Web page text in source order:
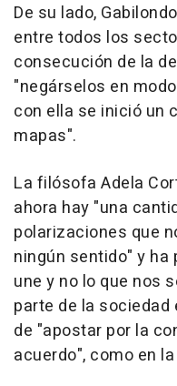
De su lado,
entre todos los
consecución de la
"negárselos en
con ella se inició un
mapas".
La filósofa Adela
ahora hay "una
polarizaciones que
ningún sentido" y ha
une y no lo que nos
parte de la
de "apostar por la
acuerdo", como en